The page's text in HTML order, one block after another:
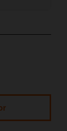
última